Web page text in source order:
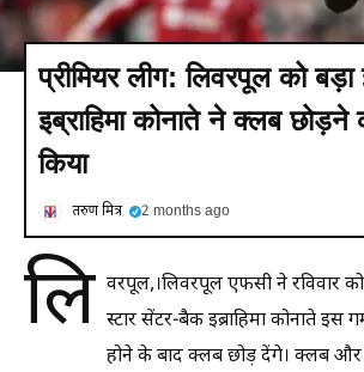
प्रीमियर लीग: लिवरपूल को
इब्राहिमा कोनाते ने क्लब
किया
तरुण मित्र 2 months ago
लि वरपूल,।लिवरपूल एफसी ने रविवार
स्टार सेंटर-बैक इब्राहिमा कोनाते इस
होने के बाद क्लब छोड़ देंगे। क्लब और